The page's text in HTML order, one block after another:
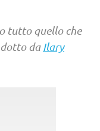
tutto quello che
daIlary